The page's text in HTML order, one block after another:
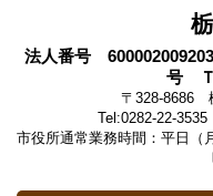
法人番号
号 Ｔ
〒328-8686
Tel:0282-22-
市役所通常業務時間：平日（